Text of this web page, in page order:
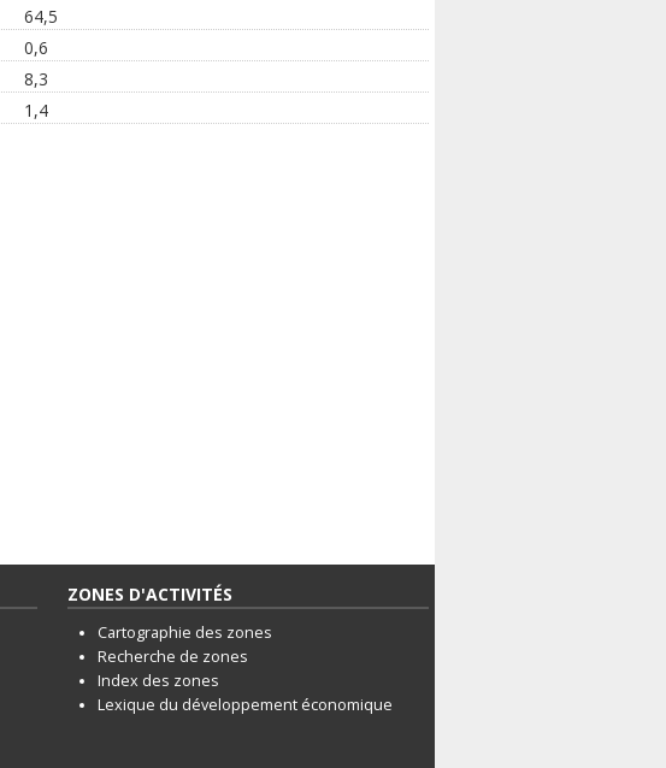
64,5
0,6
8,3
1,4
ZONES D'ACTIVITÉS
Cartographie des zones
Recherche de zones
Index des zones
Lexique du développement économique